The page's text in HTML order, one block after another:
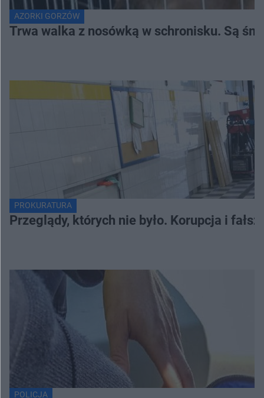
AZORKI GORZÓW
Trwa walka z nosówką w schronisku. Są
PROKURATURA
Przeglądy, których nie było. Korupcja i
POLICJA